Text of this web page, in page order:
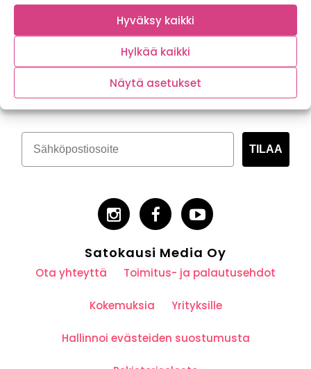
Hyväksy kaikki
Hylkää kaikki
Näytä asetukset
Tilaa kasvispitoinen uutiskirje
TILAA
Satokausi Media Oy
Ota yhteyttä Toimitus- ja palautusehdot
Kokemuksia Yrityksille
Hallinnoi evästeiden suostumusta